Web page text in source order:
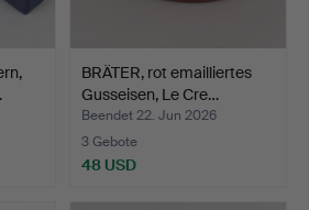
BRÄTER, rot emailliertes
Gusseisen, Le Cre…
Beendet 22. Jun 2026
3 Gebote
48 USD